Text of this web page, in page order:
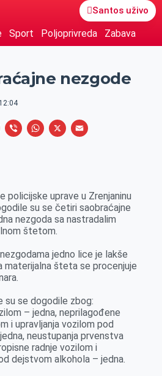
Santos uživo
Sport Poljoprivreda Zabava
nezgode
12:04
L
e
d
I
V
r
W
s
A
p
X
E
l
policijske uprave u Zrenjaninu
su se četiri saobraćajne
nezgoda sa nastradalim
štetom.
jedno lice je lakše
materijalna šteta se procenjuje
su se dogodile zbog:
– jedna, neprilagođene
i upravljanja vozilom pod
neustupanja prvenstva
radnje vozilom i
dejstvom alkohola – jedna.